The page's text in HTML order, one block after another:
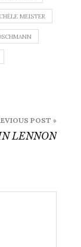
MEISTER
POST »
LENNON